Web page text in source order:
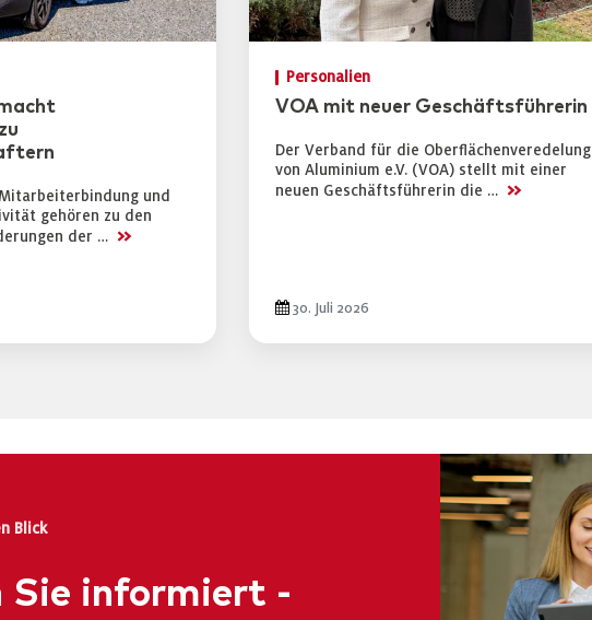
und
gehören zu den
der … >>
Personalien
VOA mit neuer Geschäftsführerin
Der Verband für die Oberflächenveredelung
von Aluminium e.V. (VOA) stellt mit einer
neuen Geschäftsführerin die … >>
30. Juli 2026
Blick
Sie informiert -